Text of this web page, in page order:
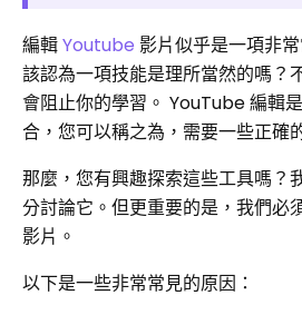
編輯Youtube 影片似乎是一項非
該認為一項技能是理所當然的嗎？
會阻止你的學習。 YouTube 編輯
合，您可以稱之為，需要一些正確
那麼，您有興趣探索這些工具嗎？
分討論它。但更重要的是，我們必
影片。
以下是一些非常常見的原因：